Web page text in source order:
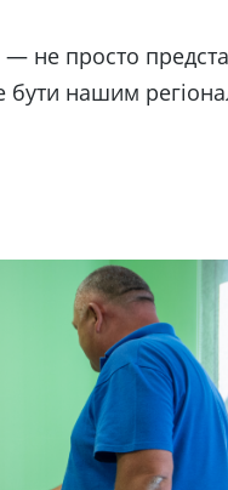
не просто
бути нашим